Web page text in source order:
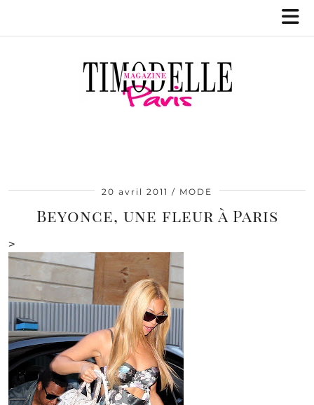
20 avril 2011 MODE
Beyonce, une fleur à Paris
>